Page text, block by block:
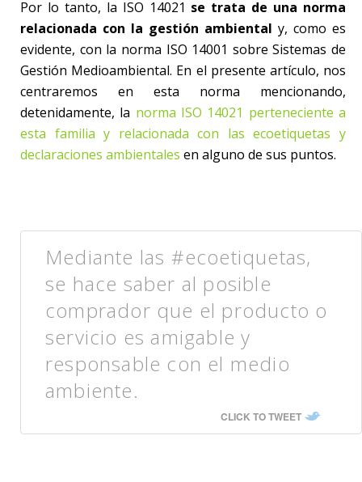
Por lo tanto, la ISO 14021 se trata de una norma
relacionada con la gestión ambiental y, como es
evidente, con la norma ISO 14001 sobre Sistemas de
Gestión Medioambiental. En el presente artículo, nos
centraremos en esta norma mencionando,
detenidamente, la norma ISO 14021 perteneciente a
esta familia y relacionada con las ecoetiquetas y
declaraciones ambientales en alguno de sus puntos.
Mediante las #ecoetiquetas,
se hace saber al posible
comprador que el producto o
servicio es amigable y
responsable con el medio
ambiente.
CLICK TO TWEET